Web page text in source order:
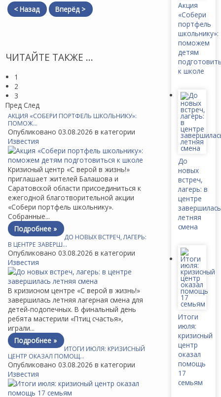
< Назад Вперёд >
ЧИТАЙТЕ ТАКЖЕ ...
1
2
3
Пред След
АКЦИЯ «СОБЕРИ ПОРТФЕЛЬ ШКОЛЬНИКУ»:
ПОМОЖ…
Опубликовано 03.08.2026 в категории
Известия
Кризисный центр «С верой в жизнь!»
приглашает жителей Балашова и
Саратовской области присоединиться к
ежегодной благотворительной акции
«Собери портфель школьнику».
Собранные...
Подробнее »
ДО НОВЫХ ВСТРЕЧ, ЛАГЕРЬ:
В ЦЕНТРЕ ЗАВЕРШ…
Опубликовано 03.08.2026 в категории
Известия
В кризисном центре «С верой в жизнь!»
завершилась летняя лагерная смена для
детей-подопечных. В финальный день
ребята мастерили «Птиц счастья»,
играли...
Подробнее »
ИТОГИ ИЮЛЯ: КРИЗИСНЫЙ
ЦЕНТР ОКАЗАЛ ПОМОЩ…
Опубликовано 03.08.2026 в категории
Известия
Акция
«Собери
портфель
школьнику»:
поможем
детям
к школе
До
новых
встреч,
лагерь: в
центре
завершилась
летняя
смена
Итоги
июля:
кризисный
центр
оказал
помощь
17
семьям